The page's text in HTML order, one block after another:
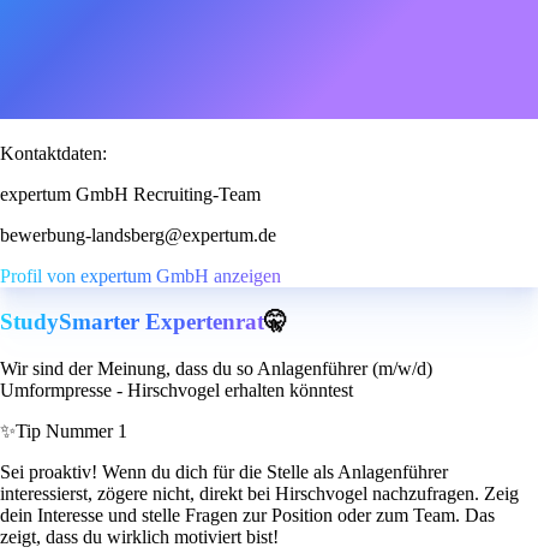
Kontaktdaten:
expertum GmbH Recruiting-Team
bewerbung-landsberg@expertum.de
Profil von expertum GmbH anzeigen
StudySmarter Expertenrat🤫
Wir sind der Meinung, dass du so Anlagenführer (m/w/d)
Umformpresse - Hirschvogel erhalten könntest
✨Tip Nummer 1
Sei proaktiv! Wenn du dich für die Stelle als Anlagenführer
interessierst, zögere nicht, direkt bei Hirschvogel nachzufragen. Zeig
dein Interesse und stelle Fragen zur Position oder zum Team. Das
zeigt, dass du wirklich motiviert bist!